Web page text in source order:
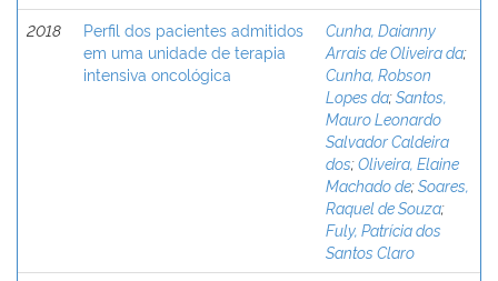
2018
Perfil dos pacientes admitidos
em uma unidade de terapia
intensiva oncológica
Cunha, Daianny
Arrais de Oliveira da;
Cunha, Robson
Lopes da;Santos,
Mauro Leonardo
Salvador Caldeira
dos;Oliveira, Elaine
Machado de;Soares,
Raquel de Souza;
Fuly, Patrícia dos
Santos Claro